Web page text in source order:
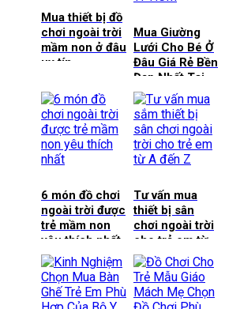
Mua thiết bị đồ
chơi ngoài trời
mầm non ở đâu
uy tín
Mua Giường
Lưới Cho Bé Ở
Đâu Giá Rẻ Bền
Đẹp Nhất Tại
HCM
6 món đồ chơi
ngoài trời được
trẻ mầm non
yêu thích nhất
Tư vấn mua
thiết bị sân
chơi ngoài trời
cho trẻ em từ
A đến Z